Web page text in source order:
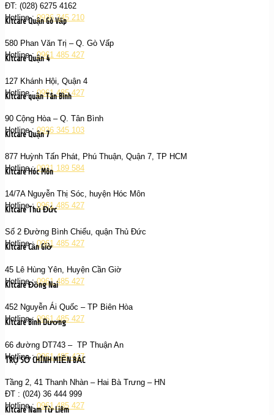
ĐT: (028) 6275 4162
Hotline :0936 345 210
Kitcare Quận Gò Vấp
580 Phan Văn Trị – Q. Gò Vấp
Hotline :0961 485 427
Kitcare Quận 4
127 Khánh Hội, Quận 4
Hotline :0961 485 427
Kitcare quận Tân Bình
90 Cộng Hòa – Q. Tân Bình
Hotline :0936 345 103
Kitcare Quận 7
877 Huỳnh Tấn Phát, Phú Thuận, Quận 7, TP HCM
Hotline :0931 189 584
Kitcare Hóc Môn
14/7A Nguyễn Thị Sóc, huyện Hóc Môn
Hotline :0961 485 427
Kitcare Thủ Đức
Số 2 Đường Bình Chiểu, quận Thủ Đức
Hotline :0961 485 427
Kitcare Cần Giờ
45 Lê Hùng Yên, Huyện Cần Giờ
Hotline :0961 485 427
Kitcare Đồng Nai
452 Nguyễn Ái Quốc – TP Biên Hòa
Hotline :0961 485 427
Kitcare Bình Dương
66 đường DT743 – TP Thuận An
Hotline :0961 485 427
TRỤ SỞ CHÍNH MIỀN BẮC
Tầng 2, 41 Thanh Nhàn – Hai Bà Trưng – HN
ĐT : (024) 36 444 999
Hotline :0961 485 427
Kitcare Nam Từ Liêm